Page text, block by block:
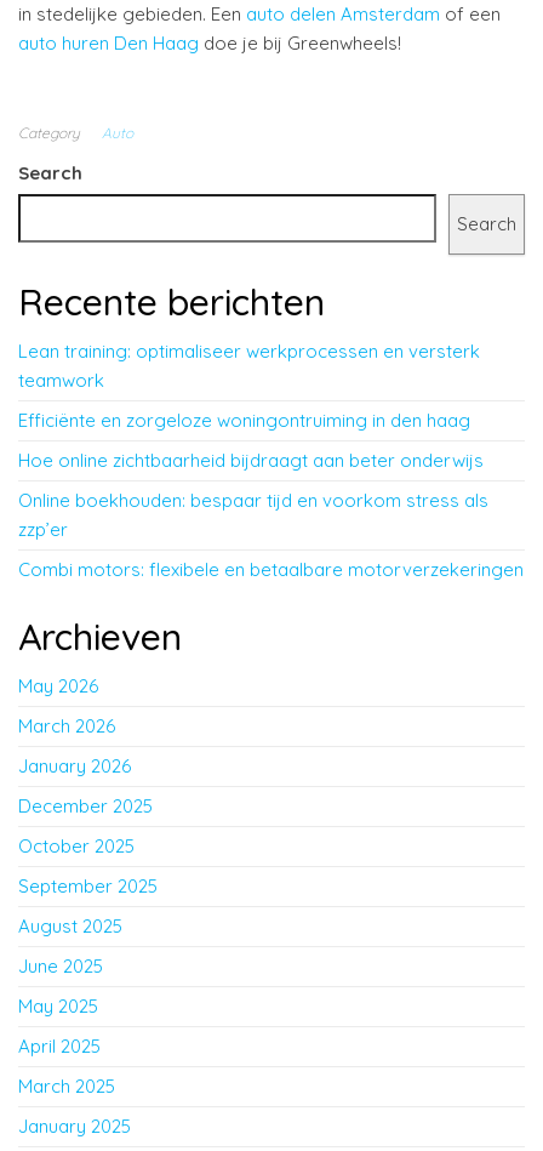
in stedelijke gebieden. Een auto delen Amsterdam of een
auto huren Den Haag doe je bij Greenwheels!
Category Auto
Search
Search
Recente berichten
Lean training: optimaliseer werkprocessen en versterk
teamwork
Efficiënte en zorgeloze woningontruiming in den haag
Hoe online zichtbaarheid bijdraagt aan beter onderwijs
Online boekhouden: bespaar tijd en voorkom stress als
zzp’er
Combi motors: flexibele en betaalbare motorverzekeringen
Archieven
May 2026
March 2026
January 2026
December 2025
October 2025
September 2025
August 2025
June 2025
May 2025
April 2025
March 2025
January 2025